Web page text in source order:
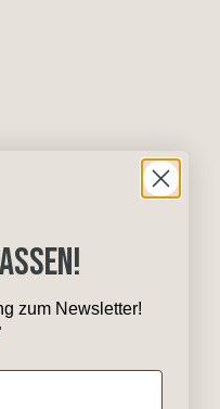
zum Newsletter!